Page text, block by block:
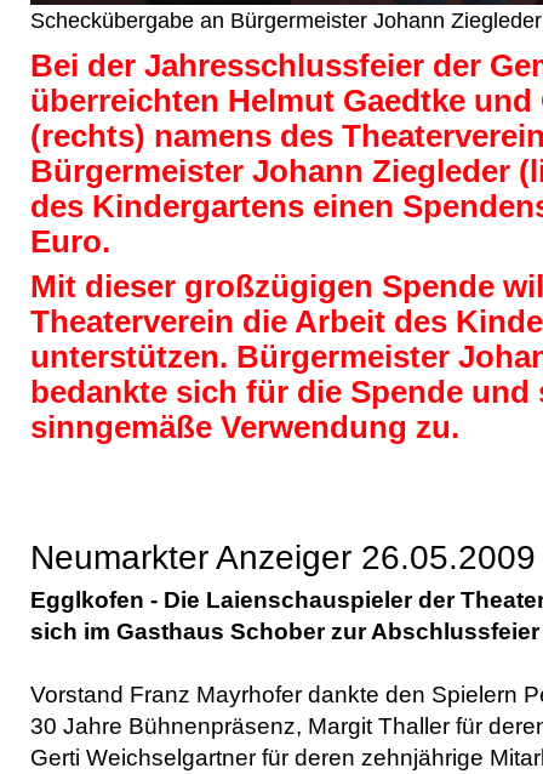
Scheckübergabe an Bürgermeister Johann Ziegleder
Bei der Jahresschlussfeier der
überreichten Helmut Gaedtke und
(rechts) namens des
Bürgermeister Johann Ziegleder
des Kindergartens einen
Euro.
Mit dieser großzügigen Spende
Theaterverein die Arbeit des
unterstützen. Bürgermeister
bedankte sich für die Spende und
sinngemäße Verwendung zu.
Neumarkter Anzeiger 26.05.2009
Egglkofen - Die Laienschauspieler der
sich im Gasthaus Schober zur
Vorstand Franz Mayrhofer dankte den Spielern
30 Jahre Bühnenpräsenz, Margit Thaller für
Gerti Weichselgartner für deren zehnjährige